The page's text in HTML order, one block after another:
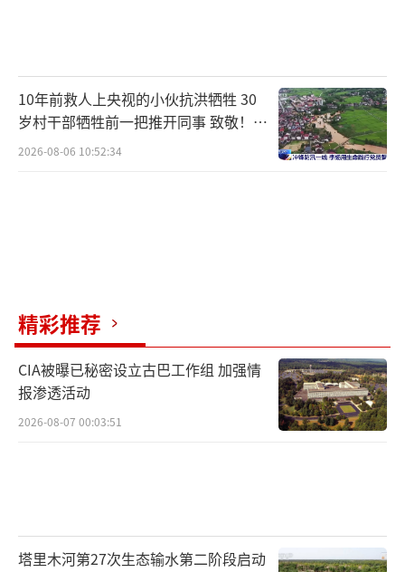
10年前救人上央视的小伙抗洪牺牲 30
岁村干部牺牲前一把推开同事 致敬！送
别！
2026-08-06 10:52:34
精彩推荐
CIA被曝已秘密设立古巴工作组 加强情
报渗透活动
2026-08-07 00:03:51
塔里木河第27次生态输水第二阶段启动